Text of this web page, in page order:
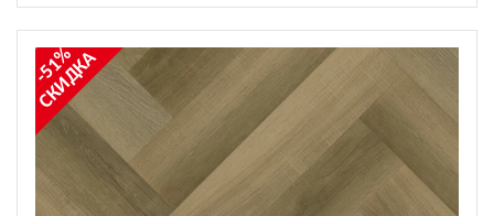
-51%
СКИДКА